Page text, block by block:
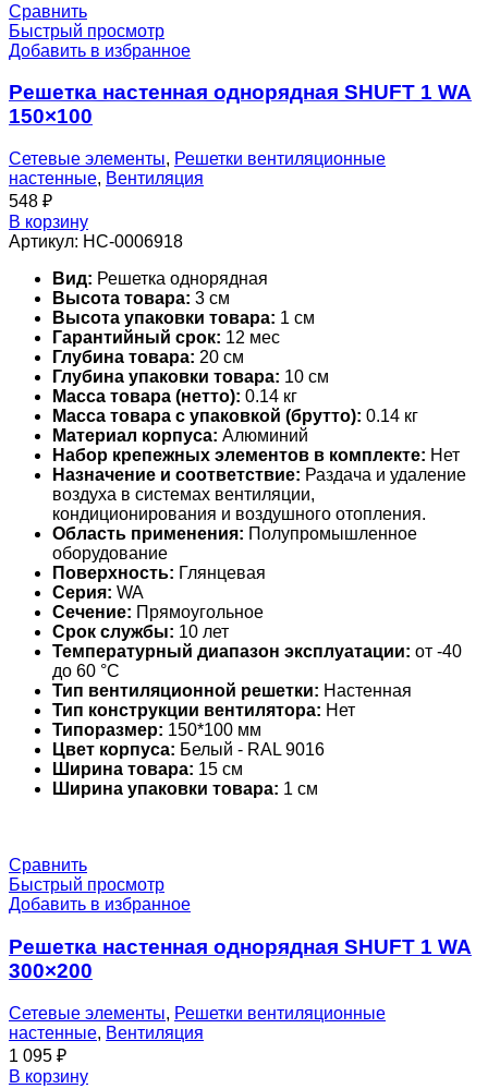
Сравнить
Быстрый просмотр
Добавить в избранное
Решетка настенная однорядная SHUFT 1 WA
150×100
Сетевые элементы, Решетки вентиляционные
настенные, Вентиляция
548 ₽
В корзину
Артикул: НС-0006918
Вид: Решетка однорядная
Высота товара: 3 см
Высота упаковки товара: 1 см
Гарантийный срок: 12 мес
Глубина товара: 20 см
Глубина упаковки товара: 10 см
Масса товара (нетто): 0.14 кг
Масса товара с упаковкой (брутто): 0.14 кг
Материал корпуса: Алюминий
Набор крепежных элементов в комплекте: Нет
Назначение и соответствие: Раздача и удаление
воздуха в системах вентиляции,
кондиционирования и воздушного отопления.
Область применения: Полупромышленное
оборудование
Поверхность: Глянцевая
Серия: WA
Сечение: Прямоугольное
Срок службы: 10 лет
Температурный диапазон эксплуатации: от -40
до 60 °С
Тип вентиляционной решетки: Настенная
Тип конструкции вентилятора: Нет
Типоразмер: 150*100 мм
Цвет корпуса: Белый - RAL 9016
Ширина товара: 15 см
Ширина упаковки товара: 1 см
Сравнить
Быстрый просмотр
Добавить в избранное
Решетка настенная однорядная SHUFT 1 WA
300×200
Сетевые элементы, Решетки вентиляционные
настенные, Вентиляция
1 095 ₽
В корзину